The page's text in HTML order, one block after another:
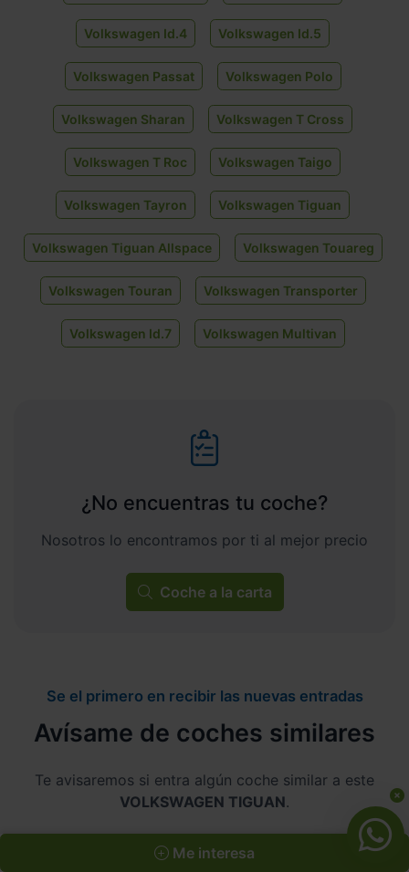
Volkswagen Id.4 Volkswagen Id.5
Volkswagen Passat Volkswagen Polo
Volkswagen Sharan Volkswagen T Cross
Volkswagen T Roc Volkswagen Taigo
Volkswagen Tayron Volkswagen Tiguan
Volkswagen Tiguan Allspace Volkswagen Touareg
Volkswagen Touran Volkswagen Transporter
Volkswagen Id.7 Volkswagen Multivan
¿No encuentras tu coche?
Nosotros lo encontramos por ti al mejor precio
Coche a la carta
Se el primero en recibir las nuevas entradas
Avísame de coches similares
Te avisaremos si entra algún coche similar a este
VOLKSWAGEN TIGUAN.
Me interesa